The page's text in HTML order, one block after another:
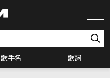
歌手名 歌詞